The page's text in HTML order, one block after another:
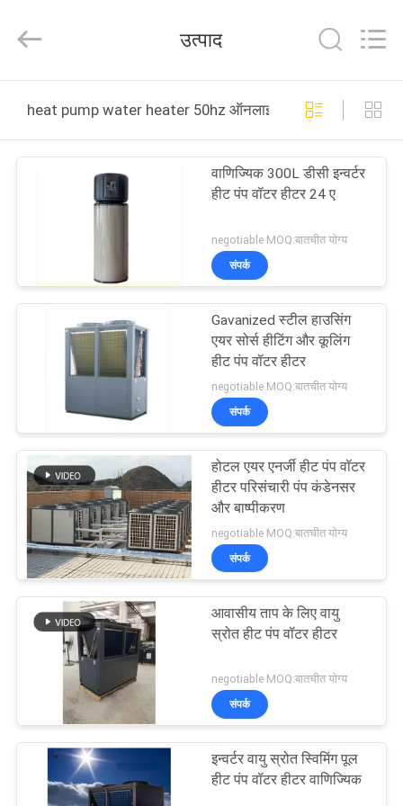
उत्पादों
बारे
कारखाने
दौरा
गुणवत्ता
नियंत्रण
हमसे
संपर्क
समाचार
मामले
Ltd..
Developed
उत्पाद
heat pump water heater 50hz ऑनलाइन निर्माण
वाणिज्यिक 300L डीसी इन्वर्टर
हीट पंप वॉटर हीटर 24 ए
negotiable MOQ:बातचीत योग्य
संपर्क
Gavanized स्टील हाउसिंग
एयर सोर्स हीटिंग और कूलिंग
हीट पंप वॉटर हीटर
negotiable MOQ:बातचीत योग्य
संपर्क
होटल एयर एनर्जी हीट पंप वॉटर
हीटर परिसंचारी पंप कंडेनसर
और बाष्पीकरण
negotiable MOQ:बातचीत योग्य
संपर्क
आवासीय ताप के लिए वायु
स्रोत हीट पंप वॉटर हीटर
negotiable MOQ:बातचीत योग्य
संपर्क
इन्वर्टर वायु स्रोत स्विमिंग पूल
हीट पंप वॉटर हीटर वाणिज्यिक